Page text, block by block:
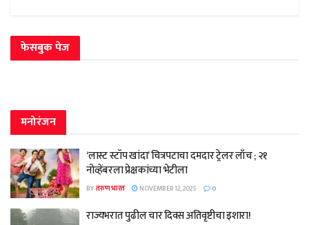
फेसबुक पेज
मनोरंजन
‘लास्ट स्टॉप खांदा’ चित्रपटाचा दमदार ट्रेलर लाँच ; २१
नोव्हेंबरला प्रेक्षकांच्या भेटीला
BYतरुण भारत NOVEMBER 12, 2025 0
राज्यभरात पुढील चार दिवस अतिवृष्टीचा इशारा!